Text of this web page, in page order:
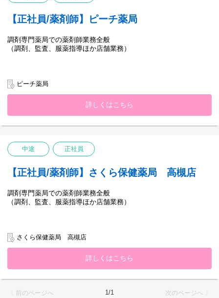
【正社員/薬剤師】ピーチ薬局
調剤専門薬局での薬剤師業務全般
（調剤、監査、服薬指導ほか店舗業務）
ピーチ薬局
詳しくはこちら
中途 正社員
【正社員/薬剤師】さくら保健薬局 高槻店
調剤専門薬局での薬剤師業務全般
（調剤、監査、服薬指導ほか店舗業務）
さくら保健薬局 高槻店
詳しくはこちら
〈 前のページへ 1/1 次のページへ 〉